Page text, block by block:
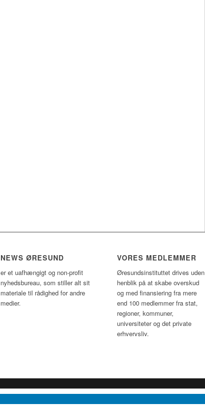
NEWS ØRESUND
er et uafhængigt og non-profit
nyhedsbureau, som stiller alt sit
materiale til rådighed for andre
medier.
VORES MEDLEMMER
Øresundsinstituttet drives uden
henblik på at skabe overskud
og med finansiering fra mere
end 100 medlemmer fra stat,
regioner, kommuner,
universiteter og det private
erhvervsliv.